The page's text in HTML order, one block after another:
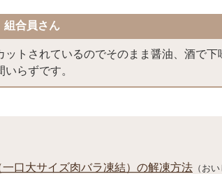
合員さん
ットされているのでそのまま醤油、酒で
らずです。
一口大サイズ肉バラ凍結）の解凍方法 （お